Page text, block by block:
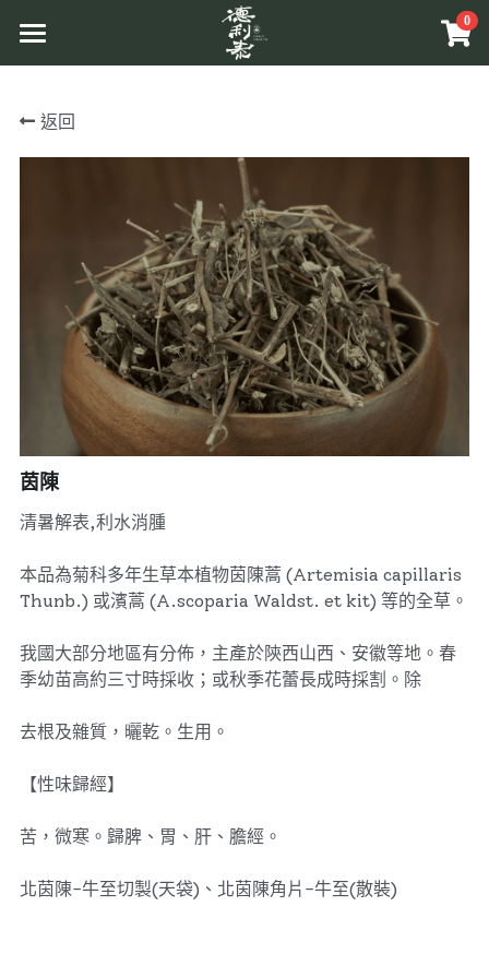
0
首頁
品牌介紹
溯源管理
原相工法
中草藥原料
辛香料植物
商品介紹
原草入茶
原香提味
原相養生
互動體驗
關於活動
更多資訊
相關報導
相關網站
Facebook
搜索
返回
茵陳
清暑解表,利水消腫
本品為菊科多年生草本植物茵陳蒿 (Artemisia capillaris
Thunb.) 或濱蒿 (A.scoparia Waldst. et kit) 等的全草。
我國大部分地區有分佈，主產於陝西山西、安徽等地。春
季幼苗高約三寸時採收；或秋季花蕾長成時採割。除
去根及雜質，曬乾。生用。
【性味歸經】
苦，微寒。歸脾、胃、肝、膽經。
北茵陳-牛至切製(天袋)、北茵陳角片-牛至(散裝)
×
商品分類
所有商品分類